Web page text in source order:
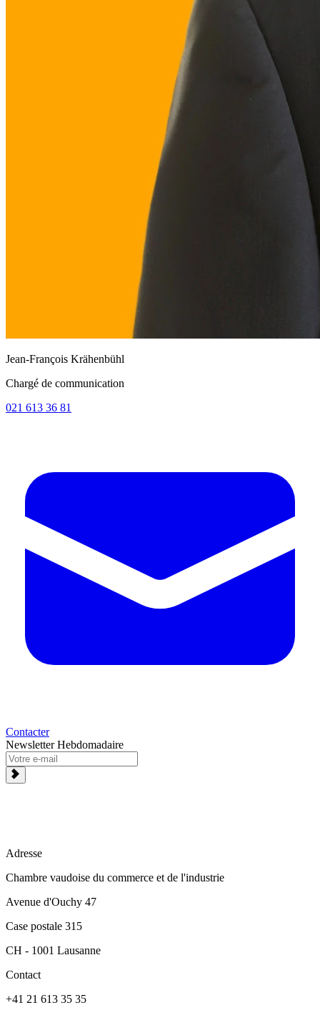
Jean-François Krähenbühl
Chargé de communication
021 613 36 81
Contacter
Newsletter Hebdomadaire
Adresse
Chambre vaudoise du commerce et de l'industrie
Avenue d'Ouchy 47
Case postale 315
CH - 1001 Lausanne
Contact
+41 21 613 35 35